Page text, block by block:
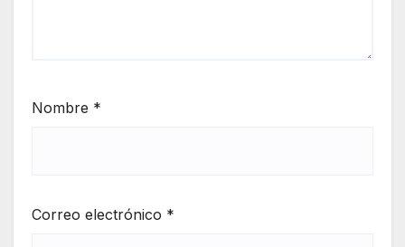
Nombre *
Correo electrónico *